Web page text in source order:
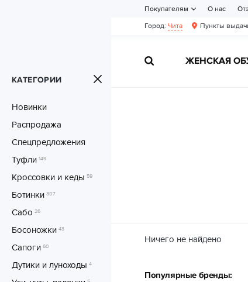
ЖЕНСКАЯ
Город: Чита Пункты
Покупателям О нас
КАТЕГОРИИ
Новинки
Распродажа
Спецпредложения
Туфли 149
Кроссовки и кеды 59
Ботинки 307
Сабо 26
Босоножки 43
Сапоги 60
Дутики и луноходы 4
Ничего не найдено
Популярные бренды: